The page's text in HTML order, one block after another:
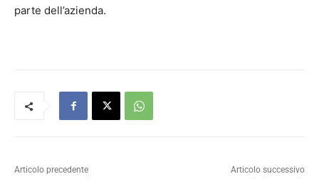
parte dell’azienda.
Articolo precedente Articolo successivo